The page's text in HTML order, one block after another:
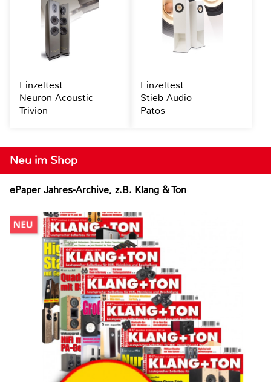
Neu im Shop
ePaper Jahres-Archive, z.B. Klang & Ton
Einzeltest
Neuron Acoustic
Trivion
Einzeltest
Stieb Audio
Patos